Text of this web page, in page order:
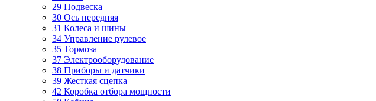
29 Подвеска
30 Ось передняя
31 Колеса и шины
34 Управление рулевое
35 Тормоза
37 Электрооборудование
38 Приборы и датчики
39 Жесткая сцепка
42 Коробка отбора мощности